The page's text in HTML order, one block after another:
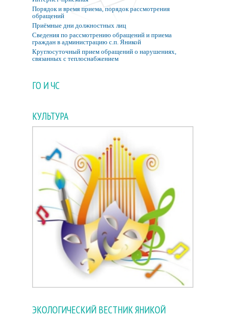
Порядок и время приема, порядок рассмотрения
обращений
Приёмные дни должностных лиц
Сведения по рассмотрению обращений и приема
граждан в администрацию с.п. Яникой
Круглосуточный прием обращений о нарушениях,
связанных с теплоснабжением
ГО И ЧС
КУЛЬТУРА
ЭКОЛОГИЧЕСКИЙ ВЕСТНИК ЯНИКОЙ